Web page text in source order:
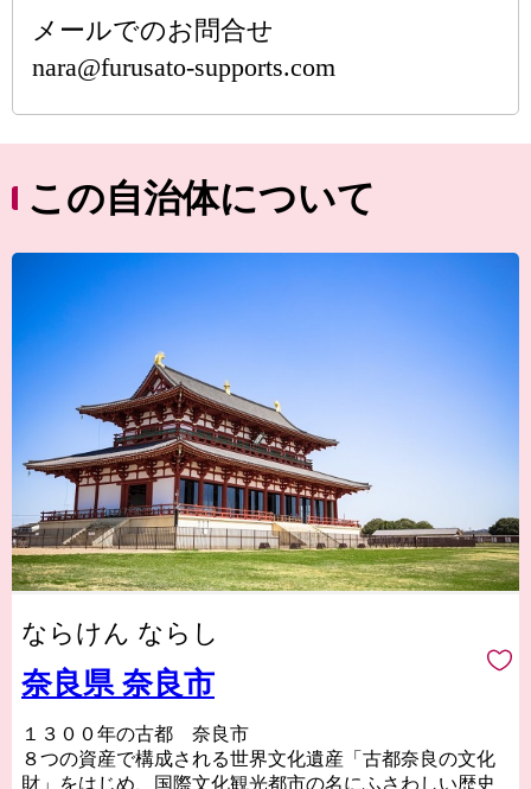
メールでのお問合せ
nara@furusato-supports.com
この自治体について
ならけん ならし
奈良県 奈良市
１３００年の古都 奈良市
８つの資産で構成される世界文化遺産「古都奈良の文化
財」をはじめ、国際文化観光都市の名にふさわしい歴史